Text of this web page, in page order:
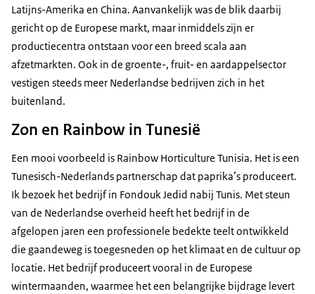
Latijns-Amerika en China. Aanvankelijk was de blik daarbij
gericht op de Europese markt, maar inmiddels zijn er
productiecentra ontstaan voor een breed scala aan
afzetmarkten. Ook in de groente-, fruit- en aardappelsector
vestigen steeds meer Nederlandse bedrijven zich in het
buitenland.
Zon en Rainbow in Tunesië
Een mooi voorbeeld is Rainbow Horticulture Tunisia. Het is een
Tunesisch-Nederlands partnerschap dat paprika’s produceert.
Ik bezoek het bedrijf in Fondouk Jedid nabij Tunis. Met steun
van de Nederlandse overheid heeft het bedrijf in de
afgelopen jaren een professionele bedekte teelt ontwikkeld
die gaandeweg is toegesneden op het klimaat en de cultuur op
locatie. Het bedrijf produceert vooral in de Europese
wintermaanden, waarmee het een belangrijke bijdrage levert